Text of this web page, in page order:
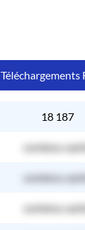
Téléchargements
18 187
contenu
contenu
contenu